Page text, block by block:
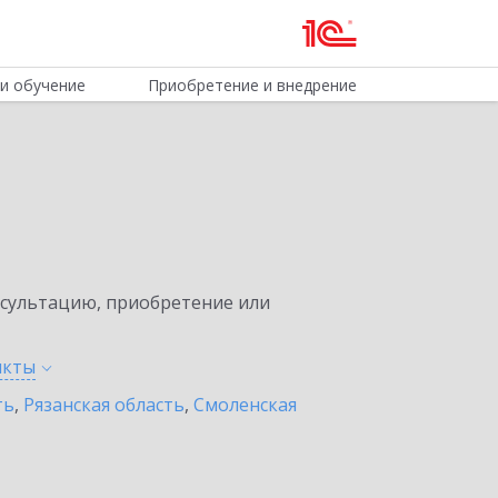
обучение Приобретение и внедрение
приобретение или
, Рязанская область, Смоленская